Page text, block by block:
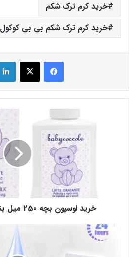
خرید کرم ترک شکم
خرید کرم ترک شکم بی بی کوکول
فیس بوک X
خرید لوسیون بچه 250 میل بنفش بی بی کوکول